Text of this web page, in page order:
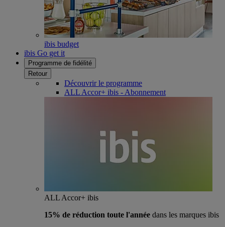
ibis budget
ibis Go get it
Programme de fidélité
Retour
Découvrir le programme
ALL Accor+ ibis - Abonnement
ALL Accor+ ibis
15% de réduction toute l'année dans les marques ibis